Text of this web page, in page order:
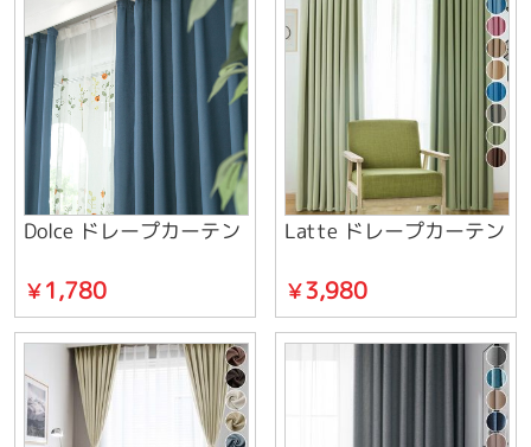
Dolce ドレープカーテン
￥1,780
Latte ドレープカーテン
￥3,980